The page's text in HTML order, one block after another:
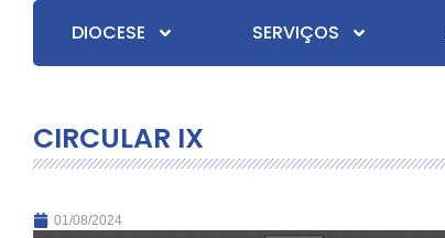
DIOCESE SERVIÇOS
CIRCULAR IX
01/08/2024